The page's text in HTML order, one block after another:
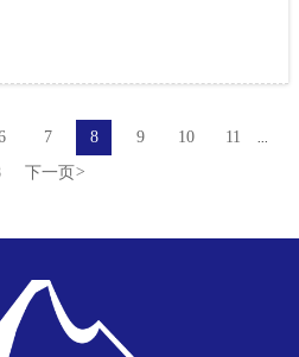
7 8 9 10 11
下一页 >